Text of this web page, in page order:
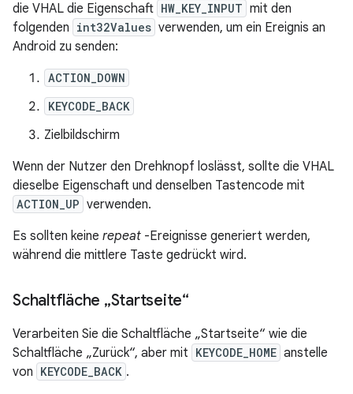
die VHAL die Eigenschaft HW_KEY_INPUT mit den
folgenden int32Values verwenden, um ein Ereignis an
Android zu senden:
ACTION_DOWN
KEYCODE_BACK
Zielbildschirm
Wenn der Nutzer den Drehknopf loslässt, sollte die VHAL
dieselbe Eigenschaft und denselben Tastencode mit
ACTION_UP verwenden.
Es sollten keine repeat -Ereignisse generiert werden,
während die mittlere Taste gedrückt wird.
Schaltfläche „Startseite“
Verarbeiten Sie die Schaltfläche „Startseite“ wie die
Schaltfläche „Zurück“, aber mit KEYCODE_HOME anstelle
von KEYCODE_BACK .